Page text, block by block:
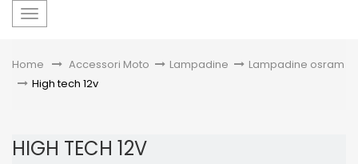
navigazione
Home &gt;Accessori Moto > Lampadine >
Lampadine osram
> High tech 12v
HIGH TECH 12V